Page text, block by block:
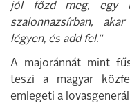
jól főzd meg, egy
szalonnazsírban,
légyen, és add fel.”
A majoránnát mint
teszi a magyar
emlegeti a